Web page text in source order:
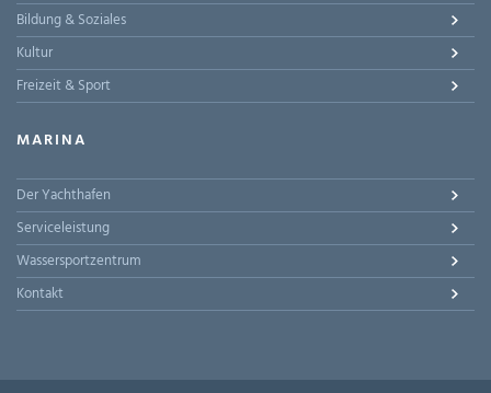
Bildung & Soziales
Kultur
Freizeit & Sport
MARINA
Der Yachthafen
Serviceleistung
Wassersportzentrum
Kontakt